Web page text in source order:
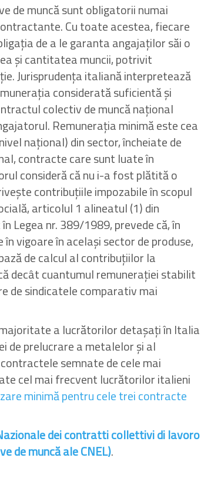
de muncă sunt obligatorii numai
Cu toate acestea, fiecare
de a le garanta angajaților săi o
și cantitatea muncii, potrivit
Jurisprudența italiană interpretează
considerată suficientă și
colectiv de muncă național
Remunerația minimă este cea
național) din sector, încheiate de
contracte care sunt luate în
consideră că nu i-a fost plătită o
contribuțiile impozabile în scopul
articolul 1 alineatul (1) din
Legea nr. 389/1989, prevede că, în
vigoare în același sector de produse,
de calcul al contribuțiilor la
decât cuantumul remunerației stabilit
de sindicatele comparativ mai
a lucrătorilor detașați în Italia
de prelucrare a metalelor și al
semnate de cele mai
cel mai frecvent lucrătorilor italieni
minimă pentru cele trei contracte
dei contratticollettivi di lavoro
de muncă ale CNEL).